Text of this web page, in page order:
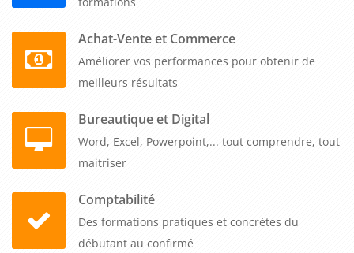
prévention des risques professionnels (niveau 1), les
entreprises B to B peuvent s'assurer que leurs travailleurs
sont protégés contre les risques professionnels et qu'ils
permet de réduire les coûts liés aux accidents du travail, aux
maladies professionnelles et aux arrêts de travail, tout en
favorisant la productivité et en renforçant l'image de
En conclusion, la formation sur le management de la
prévention des risques professionnels (niveau 1) avec une
Achat-Vente et Commerce
Améliorer vos performances pour obtenir de
meilleurs résultats
Bureautique et Digital
Word, Excel, Powerpoint,... tout comprendre, tout
maitriser
Comptabilité
Des formations pratiques et concrètes du
débutant au confirmé